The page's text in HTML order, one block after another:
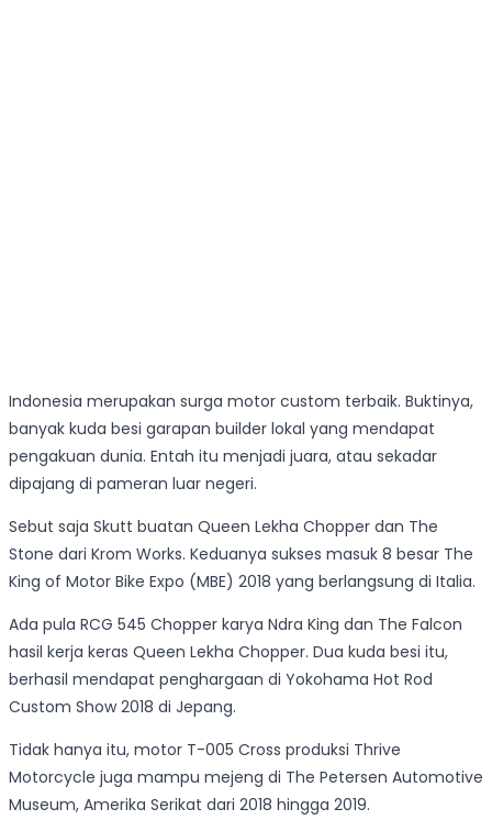
Indonesia merupakan surga motor custom terbaik. Buktinya,
banyak kuda besi garapan builder lokal yang mendapat
pengakuan dunia. Entah itu menjadi juara, atau sekadar
dipajang di pameran luar negeri.
Sebut saja Skutt buatan Queen Lekha Chopper dan The
Stone dari Krom Works. Keduanya sukses masuk 8 besar The
King of Motor Bike Expo (MBE) 2018 yang berlangsung di Italia.
Ada pula RCG 545 Chopper karya Ndra King dan The Falcon
hasil kerja keras Queen Lekha Chopper. Dua kuda besi itu,
berhasil mendapat penghargaan di Yokohama Hot Rod
Custom Show 2018 di Jepang.
Tidak hanya itu, motor T-005 Cross produksi Thrive
Motorcycle juga mampu mejeng di The Petersen Automotive
Museum, Amerika Serikat dari 2018 hingga 2019.